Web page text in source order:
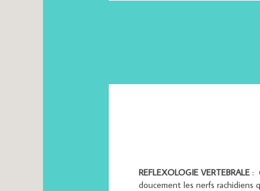
REFLEXOLOGIE VERTEBRALE :
doucement les nerfs rachidiens